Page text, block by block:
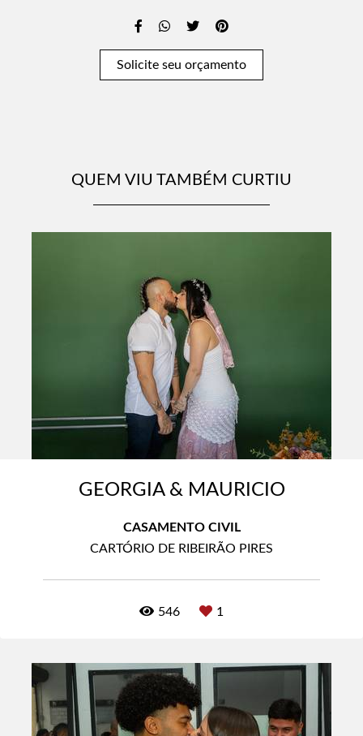
Solicite seu orçamento
QUEM VIU TAMBÉM CURTIU
GEORGIA & MAURICIO
CASAMENTO CIVIL
CARTÓRIO DE RIBEIRÃO PIRES
546 1